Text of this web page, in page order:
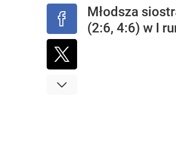
Młodsza
(2:6, 4:6) w I